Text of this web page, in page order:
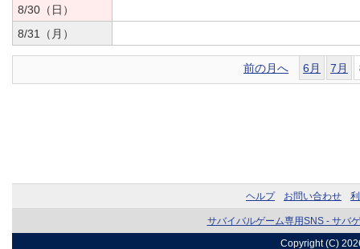
8/30（日）
8/31（月）
前の月へ 6月 7月
ヘルプ お問い合わせ
サバイバルゲーム専用SNS - サバ
Copyright (C)